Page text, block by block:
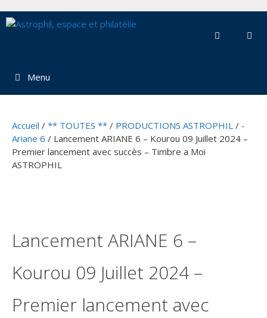
au
Menu
Accueil / ** TOUTES ** / PRODUCTIONS ASTROPHIL / -
Ariane 6 / Lancement ARIANE 6 – Kourou 09 Juillet 2024 –
Premier lancement avec succès – Timbre a Moi
ASTROPHIL
Lancement ARIANE 6 –
Kourou 09 Juillet 2024 –
Premier lancement avec